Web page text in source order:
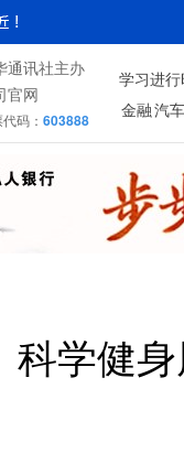
通讯社主办
官网
码： 603888
学习进行
金融 汽车
科学健